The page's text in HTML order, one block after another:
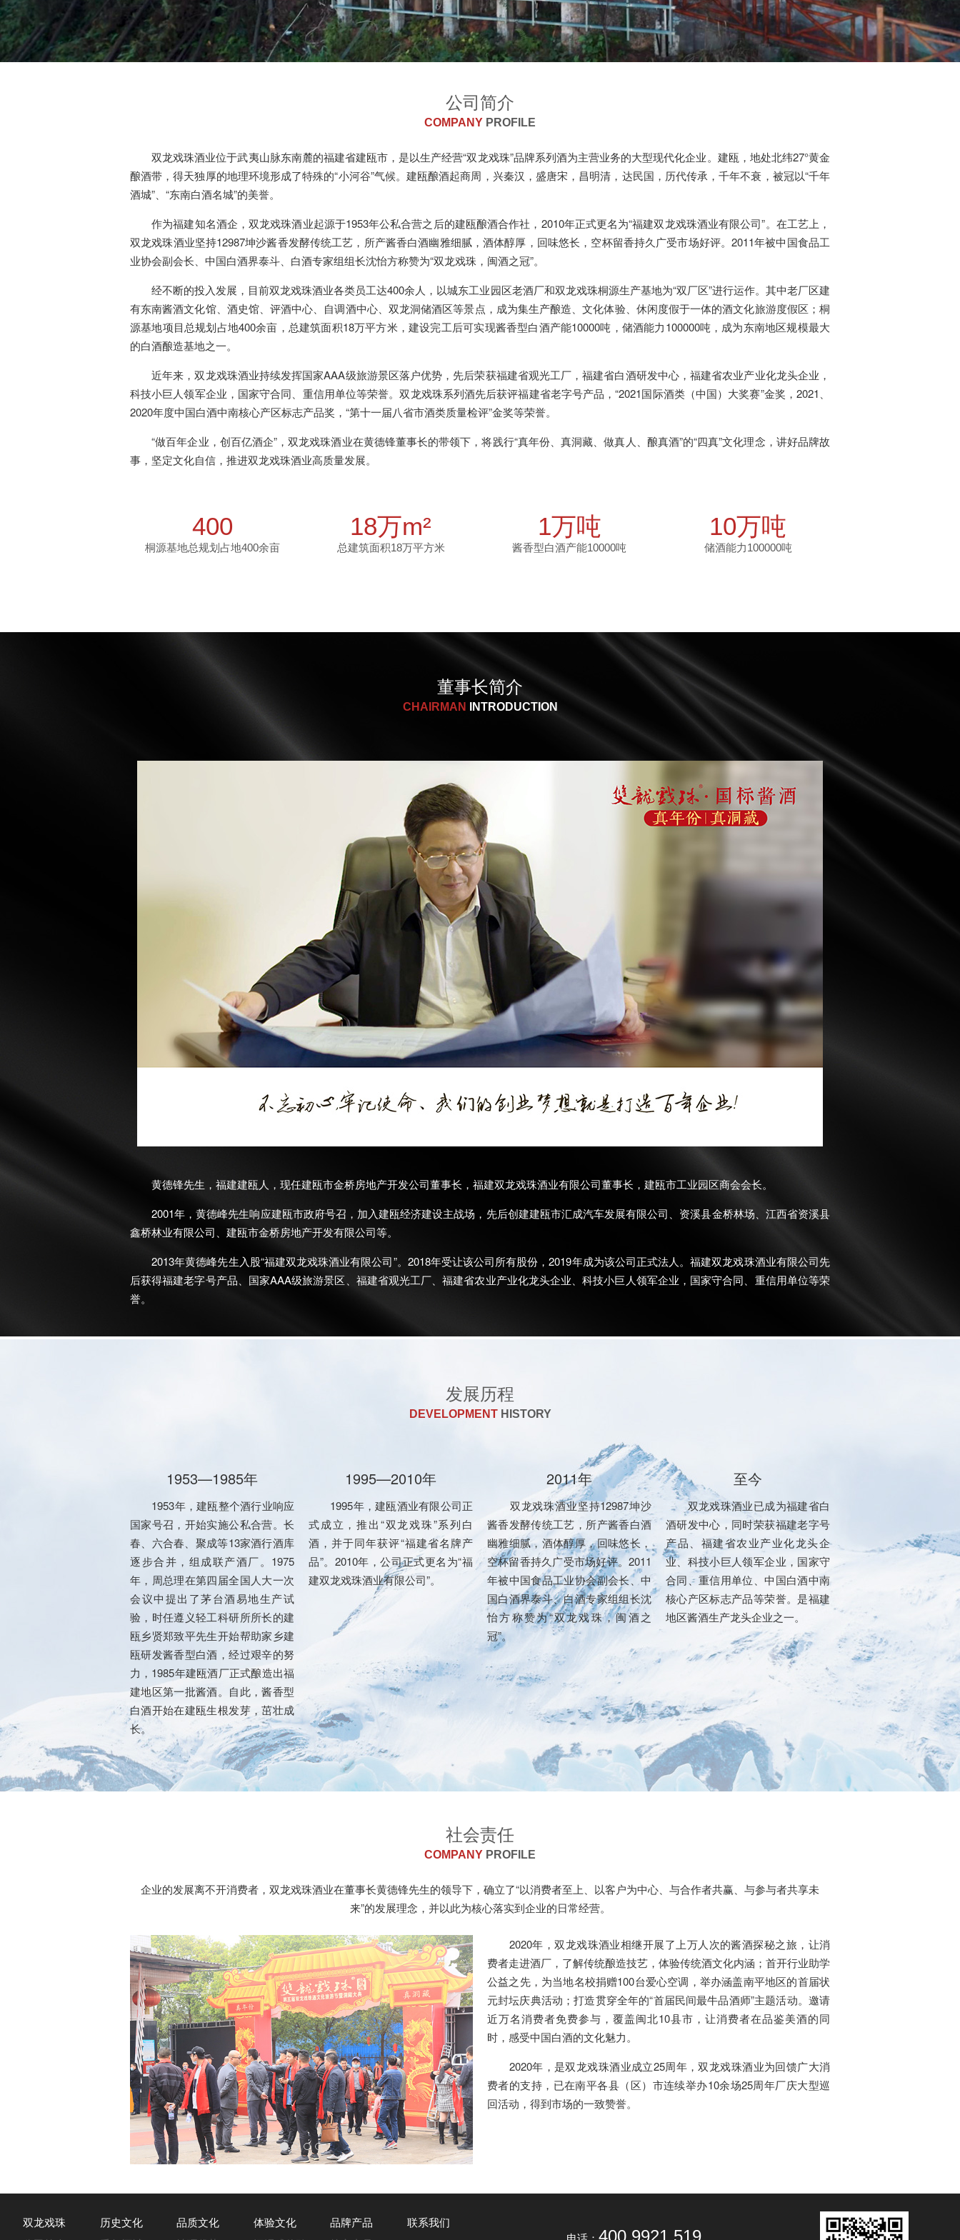
公司简介
COMPANY PROFILE
双龙戏珠酒业位于武夷山脉东南麓的福建省建瓯市，是以生产经营“双龙戏珠”品牌系列酒为主营业务的大型现代化企业。建瓯，地处北纬27°黄金
酿酒带，得天独厚的地理环境形成了特殊的“小河谷”气候。建瓯酿酒起商周，兴秦汉，盛唐宋，昌明清，达民国，历代传承，千年不衰，被冠以“千年
酒城”、“东南白酒名城”的美誉。
作为福建知名酒企，双龙戏珠酒业起源于1953年公私合营之后的建瓯酿酒合作社，2010年正式更名为“福建双龙戏珠酒业有限公司”。在工艺上，
双龙戏珠酒业坚持12987坤沙酱香发酵传统工艺，所产酱香白酒幽雅细腻，酒体醇厚，回味悠长，空杯留香持久广受市场好评。2011年被中国食品工
业协会副会长、中国白酒界泰斗、白酒专家组组长沈怡方称赞为“双龙戏珠，闽酒之冠”。
经不断的投入发展，目前双龙戏珠酒业各类员工达400余人，以城东工业园区老酒厂和双龙戏珠桐源生产基地为“双厂区”进行运作。其中老厂区建
有东南酱酒文化馆、酒史馆、评酒中心、自调酒中心、双龙洞储酒区等景点，成为集生产酿造、文化体验、休闲度假于一体的酒文化旅游度假区；桐
源基地项目总规划占地400余亩，总建筑面积18万平方米，建设完工后可实现酱香型白酒产能10000吨，储酒能力100000吨，成为东南地区规模最大
的白酒酿造基地之一。
近年来，双龙戏珠酒业持续发挥国家AAA级旅游景区落户优势，先后荣获福建省观光工厂，福建省白酒研发中心，福建省农业产业化龙头企业，
科技小巨人领军企业，国家守合同、重信用单位等荣誉。双龙戏珠系列酒先后获评福建省老字号产品，“2021国际酒类（中国）大奖赛”金奖，2021、
2020年度中国白酒中南核心产区标志产品奖，“第十一届八省市酒类质量检评”金奖等荣誉。
“做百年企业，创百亿酒企”，双龙戏珠酒业在黄德锋董事长的带领下，将践行“真年份、真洞藏、做真人、酿真酒”的“四真”文化理念，讲好品牌故
事，坚定文化自信，推进双龙戏珠酒业高质量发展。
400
桐源基地总规划占地400余亩
18万m²
总建筑面积18万平方米
1万吨
酱香型白酒产能10000吨
10万吨
储酒能力100000吨
董事长简介
CHAIRMAN INTRODUCTION
黄德锋先生，福建建瓯人，现任建瓯市金桥房地产开发公司董事长，福建双龙戏珠酒业有限公司董事长，建瓯市工业园区商会会长。
2001年，黄德峰先生响应建瓯市政府号召，加入建瓯经济建设主战场，先后创建建瓯市汇成汽车发展有限公司、资溪县金桥林场、江西省资溪县
鑫桥林业有限公司、建瓯市金桥房地产开发有限公司等。
2013年黄德峰先生入股“福建双龙戏珠酒业有限公司”。2018年受让该公司所有股份，2019年成为该公司正式法人。福建双龙戏珠酒业有限公司先
后获得福建老字号产品、国家AAA级旅游景区、福建省观光工厂、福建省农业产业化龙头企业、科技小巨人领军企业，国家守合同、重信用单位等荣
誉。
发展历程
DEVELOPMENTHISTORY
1953—1985年
1953年，建瓯整个酒行业响应
国家号召，开始实施公私合营。长
春、六合春、聚成等13家酒行酒库
逐步合并，组成联产酒厂。1975
年，周总理在第四届全国人大一次
会议中提出了茅台酒易地生产试
验，时任遵义轻工科研所所长的建
瓯乡贤郑致平先生开始帮助家乡建
瓯研发酱香型白酒，经过艰辛的努
力，1985年建瓯酒厂正式酿造出福
建地区第一批酱酒。自此，酱香型
白酒开始在建瓯生根发芽，茁壮成
长。
1995—2010年
1995年，建瓯酒业有限公司正
式成立，推出“双龙戏珠”系列白
酒，并于同年获评“福建省名牌产
品”。2010年，公司正式更名为“福
建双龙戏珠酒业有限公司”。
2011年
双龙戏珠酒业坚持12987坤沙
酱香发酵传统工艺，所产酱香白酒
幽雅细腻，酒体醇厚，回味悠长，
空杯留香持久广受市场好评。2011
年被中国食品工业协会副会长、中
国白酒界泰斗、白酒专家组组长沈
怡方称赞为“双龙戏珠，闽酒之
冠”。
至今
双龙戏珠酒业已成为福建省白
酒研发中心，同时荣获福建老字号
产品、福建省农业产业化龙头企
业、科技小巨人领军企业，国家守
合同、重信用单位、中国白酒中南
核心产区标志产品等荣誉。是福建
地区酱酒生产龙头企业之一。
社会责任
COMPANY PROFILE
企业的发展离不开消费者，双龙戏珠酒业在董事长黄德锋先生的领导下，确立了“以消费者至上、以客户为中心、与合作者共赢、与参与者共享未
来”的发展理念，并以此为核心落实到企业的日常经营。
2020年，双龙戏珠酒业相继开展了上万人次的酱酒探秘之旅，让消
费者走进酒厂，了解传统酿造技艺，体验传统酒文化内涵；首开行业助学
公益之先，为当地名校捐赠100台爱心空调，举办涵盖南平地区的首届状
元封坛庆典活动；打造贯穿全年的“首届民间最牛品酒师”主题活动。邀请
近万名消费者免费参与，覆盖闽北10县市，让消费者在品鉴美酒的同
时，感受中国白酒的文化魅力。
2020年，是双龙戏珠酒业成立25周年，双龙戏珠酒业为回馈广大消
费者的支持，已在南平各县（区）市连续举办10余场25周年厂庆大型巡
回活动，得到市场的一致赞誉。
双龙戏珠
历史文化
品质文化
体验文化
品牌产品
联系我们
400 9921 519